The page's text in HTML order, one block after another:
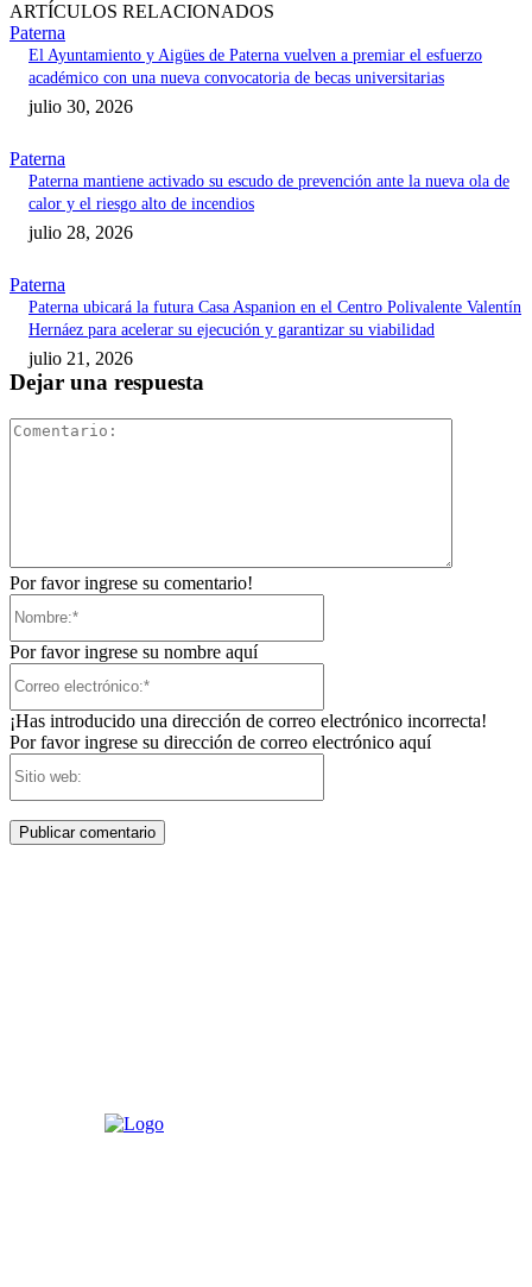
ARTÍCULOS RELACIONADOS
Paterna
El Ayuntamiento y Aigües de Paterna vuelven a premiar el esfuerzo
académico con una nueva convocatoria de becas universitarias
julio 30, 2026
Paterna
Paterna mantiene activado su escudo de prevención ante la nueva ola de
calor y el riesgo alto de incendios
julio 28, 2026
Paterna
Paterna ubicará la futura Casa Aspanion en el Centro Polivalente Valentín
Hernáez para acelerar su ejecución y garantizar su viabilidad
julio 21, 2026
Dejar una respuesta
Por favor ingrese su comentario!
Por favor ingrese su nombre aquí
¡Has introducido una dirección de correo electrónico incorrecta!
Por favor ingrese su dirección de correo electrónico aquí